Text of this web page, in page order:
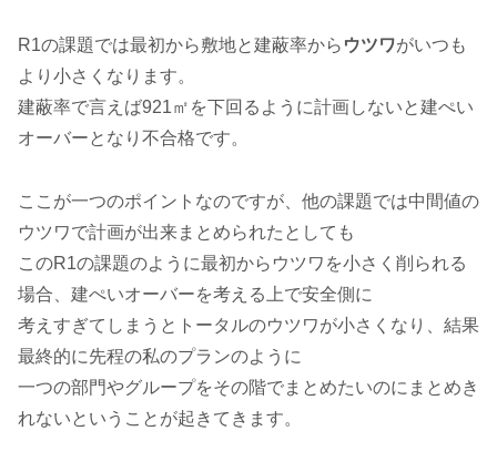
R1の課題では最初から敷地と建蔽率から ウツワがいつも
より小さくなります。
建蔽率で言えば921㎡を下回るように計画しないと建ぺい
オーバーとなり不合格です。
ここが一つのポイントなのですが、他の課題では中間値の
ウツワで計画が出来まとめられたとしても
このR1の課題のように最初からウツワを小さく削られる
場合、建ぺいオーバーを考える上で安全側に
考えすぎてしまうとトータルのウツワが小さくなり、結果
最終的に先程の私のプランのように
一つの部門やグループをその階でまとめたいのにまとめき
れないということが起きてきます。